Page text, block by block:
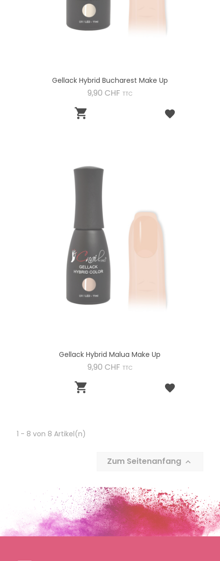
Gellack Hybrid Bucharest Make Up
9,90 CHF Preis
TTC

Gellack Hybrid Malua Make Up
9,90 CHF Preis
TTC

1 - 8 von 8 Artikel(n)
Zum Seitenanfang 